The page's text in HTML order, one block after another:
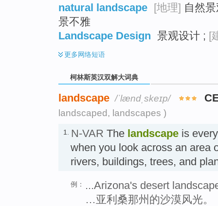
natural landscape [地理] 自然
景不雅
Landscape Design 景观设计 ; [
更多网络短语
柯林斯英汉双解大词典
landscape /ˈlændˌskeɪp/
landscaped, landscapes )
1. N-VAR The landscape is
when you look across an area
rivers, buildings, trees, and
例：
...Arizona's desert
…亚利桑那州的沙漠风光。